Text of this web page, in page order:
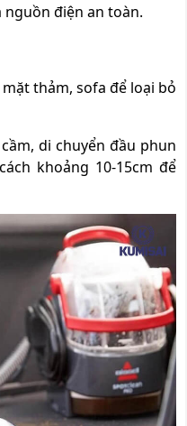
nguồn điện an toàn.
thảm, sofa để loại bỏ
di chuyển đầu phun
khoảng 10-15cm để